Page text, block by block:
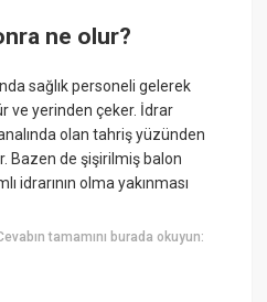
ne olur?
sağlık personeli gelerek
ve yerinden çeker. İdrar
olan tahriş yüzünden
Bazen de şişirilmiş balon
idrarının olma yakınması
tamamını burada okuyun: